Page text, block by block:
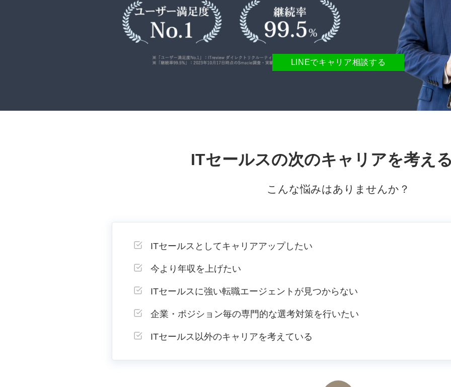
LINEでキャリア相談する
ITセールスの次のキャリアを考え
こんな悩みはありませんか？
ITセールスとしてキャリアアップしたい
今より年収を上げたい
ITセールスに強い転職エージェントが見つからない
企業・ポジション毎の専門的な選考対策を行いたい
ITセールス以外のキャリアを考えている